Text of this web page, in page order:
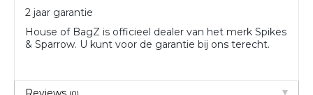
2 jaar garantie
House of BagZ is officieel dealer van het merk Spikes
& Sparrow. U kunt voor de garantie bij ons terecht.